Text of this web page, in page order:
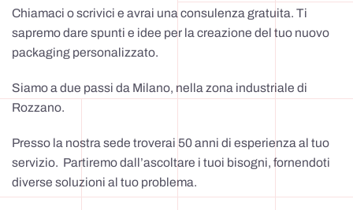
Chiamaci o scrivici e avrai una consulenza gratuita. Ti
sapremo dare spunti e idee per la creazione del tuo nuovo
packaging personalizzato.
Siamo a due passi da Milano, nella zona industriale di
Rozzano.
Presso la nostra sede troverai 50 anni di esperienza al tuo
servizio. Partiremo dall’ascoltare i tuoi bisogni, fornendoti
diverse soluzioni al tuo problema.